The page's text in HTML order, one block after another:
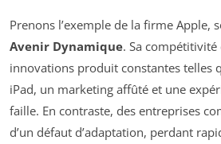
Prenons l’exemple de la firme Apple,
Avenir Dynamique. Sa
innovations produit constantes telles
iPad, un marketing affûté et une
faille. En contraste, des entreprises
d’un défaut d’adaptation, perdant